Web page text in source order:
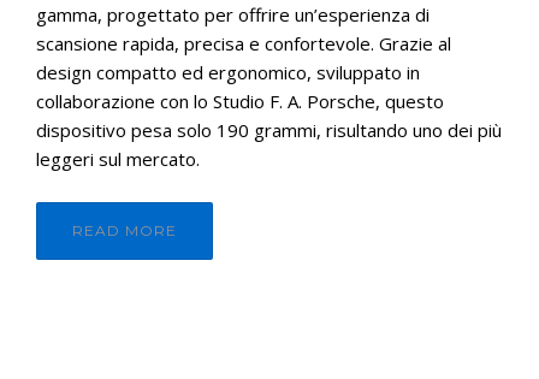
gamma, progettato per offrire un’esperienza di
scansione rapida, precisa e confortevole. Grazie al
design compatto ed ergonomico, sviluppato in
collaborazione con lo Studio F. A. Porsche, questo
dispositivo pesa solo 190 grammi, risultando uno dei più
leggeri sul mercato.
READ MORE